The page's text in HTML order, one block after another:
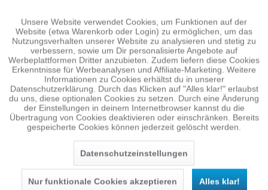
Folgende Infos zum Hersteller sind verfübar......mehr
ÄHNLICHE ARTIKEL
Diese Artikel sind dem Produkt ähnlich ...mehr
Persönliche Empfehlungen
Funktionale Aktiv
Tracking Inaktiv
Personalisierung Inaktiv
Service Inaktiv
Unsere Website verwendet Cookies, um Funktionen auf der
Website (etwa Warenkorb oder Login) zu ermöglichen, um das
Nutzungsverhalten unserer Website zu analysieren und stetig zu
verbessern, sowie um Dir personalisierte Angebote auf
Werbeplattformen Dritter anzubieten. Zudem liefern diese Cookies
Erkenntnisse für Werbeanalysen und Affiliate-Marketing. Weitere
Informationen zu Cookies erhältst du in unserer
Datenschutzerklärung. Durch das Klicken auf "Alles klar!" erlaubst
du uns, diese optionalen Cookies zu setzen. Durch eine Änderung
der Einstellungen in deinem Internetbrowser kannst du die
Übertragung von Cookies deaktivieren oder einschränken. Bereits
gespeicherte Cookies können jederzeit gelöscht werden.
Datenschutzeinstellungen
Nur funktionale Cookies akzeptieren Alles klar!